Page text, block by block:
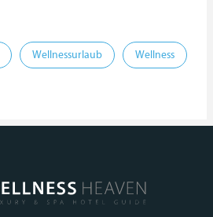
Wellnessurlaub Wellness